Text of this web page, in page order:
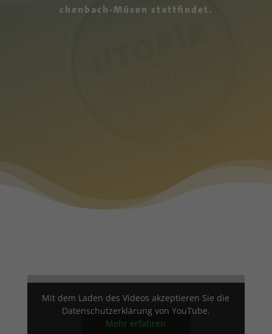
chen­bach-Mü­sen stattfindet.
Mit dem La­den des Vi­de­os ak­zep­tie­ren Sie die
Da­ten­schutz­er­klä­rung von You­Tube.
Mehr er­fah­ren